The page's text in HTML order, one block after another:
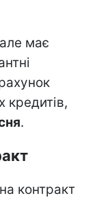
має
кредитів,
.
контракт